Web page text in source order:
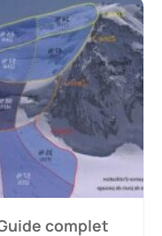
complet